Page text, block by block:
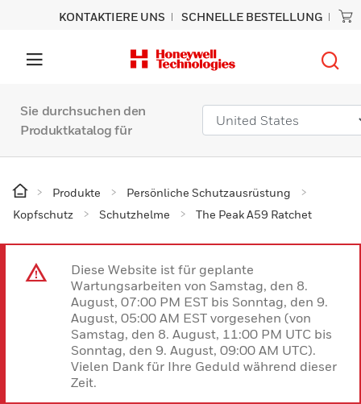
KONTAKTIERE UNS SCHNELLE BESTELLUNG
Sie durchsuchen den
Produktkatalog für
Produkte
Persönliche Schutzausrüstung
Kopfschutz
Schutzhelme The Peak A59 Ratchet
Diese Website ist für geplante
Wartungsarbeiten von Samstag, den 8.
August, 07:00 PM EST bis Sonntag, den 9.
August, 05:00 AM EST vorgesehen (von
Samstag, den 8. August, 11:00 PM UTC bis
Sonntag, den 9. August, 09:00 AM UTC).
Vielen Dank für Ihre Geduld während dieser
Zeit.